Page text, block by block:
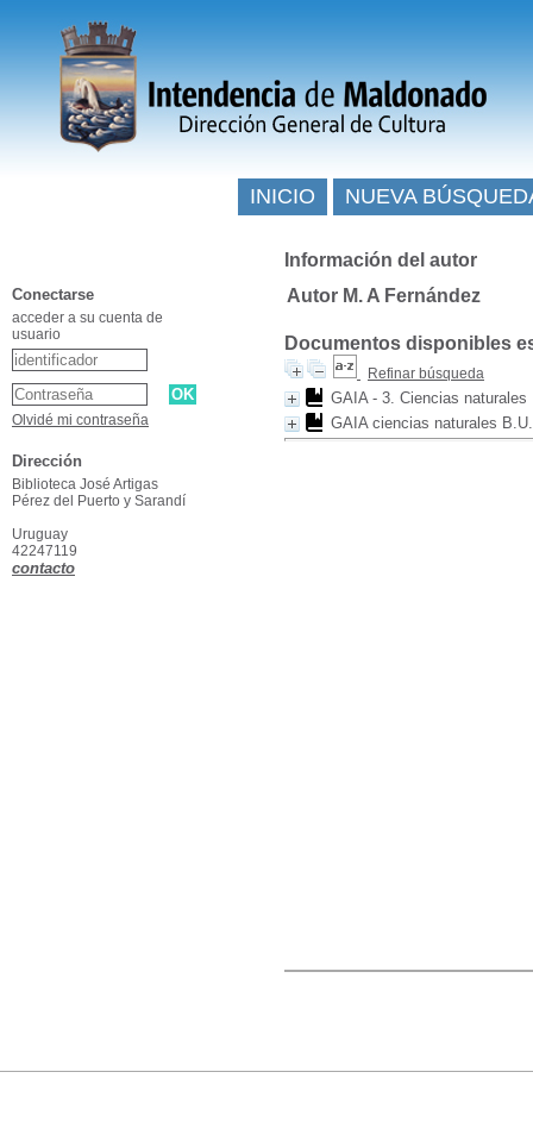
Información del autor
Autor M. A Fernández
Documentos disponibles
Refinar búsqueda
GAIA - 3. Ciencias naturales
GAIA ciencias naturales
INICIO NUEVA
Conectarse
acceder a su cuenta de
usuario
Olvidé mi contraseña
Dirección
Biblioteca José Artigas
Pérez del Puerto y Sarandí
Uruguay
42247119
contacto